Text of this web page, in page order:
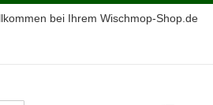
bei Ihrem Wischmop-Shop.de